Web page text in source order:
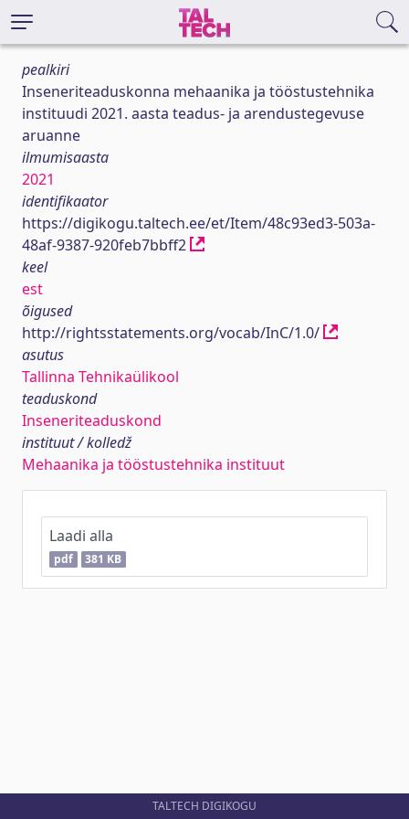
pealkiri
Inseneriteaduskonna mehaanika ja tööstustehnika
instituudi 2021. aasta teadus- ja arendustegevuse
aruanne
ilmumisaasta
2021
identifikaator
https://digikogu.taltech.ee/et/Item/48c93ed3-503a-
48af-9387-920feb7bbff2
keel
est
õigused
http://rightsstatements.org/vocab/InC/1.0/
asutus
Tallinna Tehnikaülikool
teaduskond
Inseneriteaduskond
instituut / kolledž
Mehaanika ja tööstustehnika instituut
Laadi alla
pdf 381 KB
TALTECH DIGIKOGU